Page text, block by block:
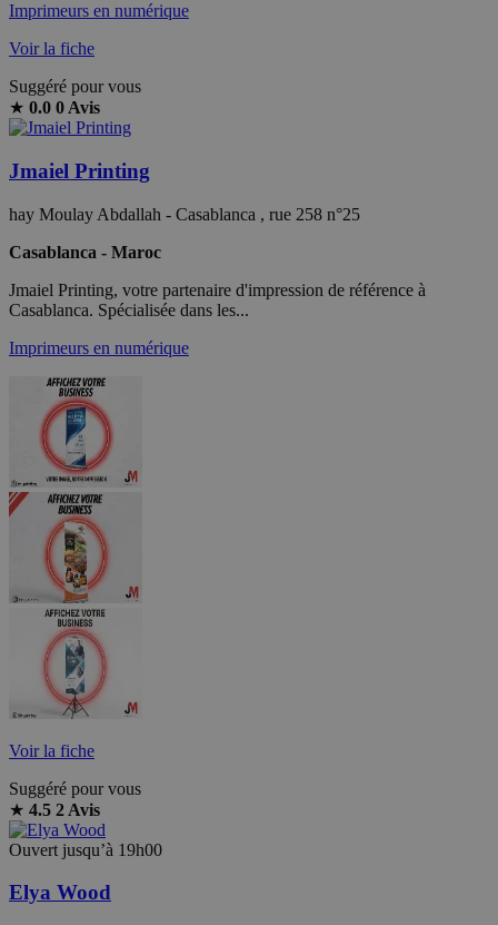
Imprimeurs en numérique
Voir la fiche
Suggéré pour vous
★ 0.0 0 Avis
Jmaiel Printing
hay Moulay Abdallah - Casablanca , rue 258 n°25
Casablanca - Maroc
Jmaiel Printing, votre partenaire d'impression de référence à
Casablanca. Spécialisée dans les...
Imprimeurs en numérique
Voir la fiche
Suggéré pour vous
★ 4.5 2 Avis
Ouvert jusqu’à 19h00
Elya Wood